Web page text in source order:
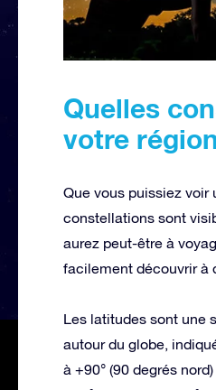
Quelles
votre
Que vous puissiez
constellations sont
aurez peut-être à
facilement découvrir à
Les latitudes sont une
autour du globe,
à +90° (90 degrés